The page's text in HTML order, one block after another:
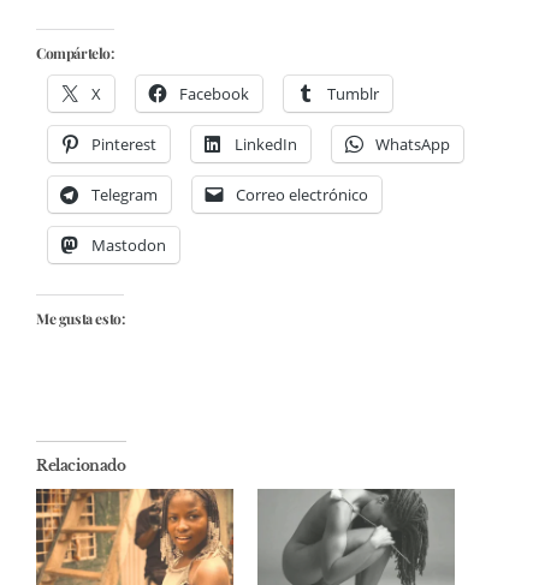
Compártelo:
X Facebook Tumblr
Pinterest LinkedIn WhatsApp
Telegram Correo electrónico
Mastodon
Me gusta esto:
Relacionado